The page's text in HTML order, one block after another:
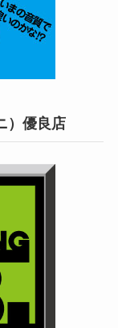
）優良店